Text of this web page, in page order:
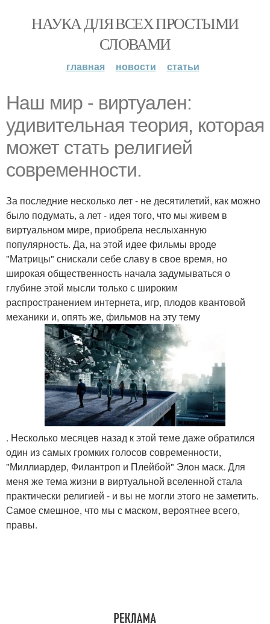
НАУКА ДЛЯ ВСЕХ ПРОСТЫМИ
СЛОВАМИ
главная новости статьи
Наш мир - виртуален:
удивительная теория, которая
может стать религией
современности.
За последние несколько лет - не десятилетий, как можно
было подумать, а лет - идея того, что мы живем в
виртуальном мире, приобрела неслыханную
популярность. Да, на этой идее фильмы вроде
"Матрицы" снискали себе славу в свое время, но
широкая общественность начала задумываться о
глубине этой мысли только с широким
распространением интернета, игр, плодов квантовой
механики и, опять же, фильмов на эту тему
. Несколько месяцев назад к этой теме даже обратился
один из самых громких голосов современности,
"Миллиардер, Филантроп и Плейбой" Элон маск. Для
меня же тема жизни в виртуальной вселенной стала
практически религией - и вы не могли этого не заметить.
Самое смешное, что мы с маском, вероятнее всего,
правы.